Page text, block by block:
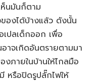
ห็นมันก็ตาม
องได้บ้างแล้ว ดังนั้น
เปลเด็กออก เพื่อ
าจเกิดอันตรายตามมา
ภายในบ้านให้ไกลมือ
หรือปิดรูปลั๊กไฟให้